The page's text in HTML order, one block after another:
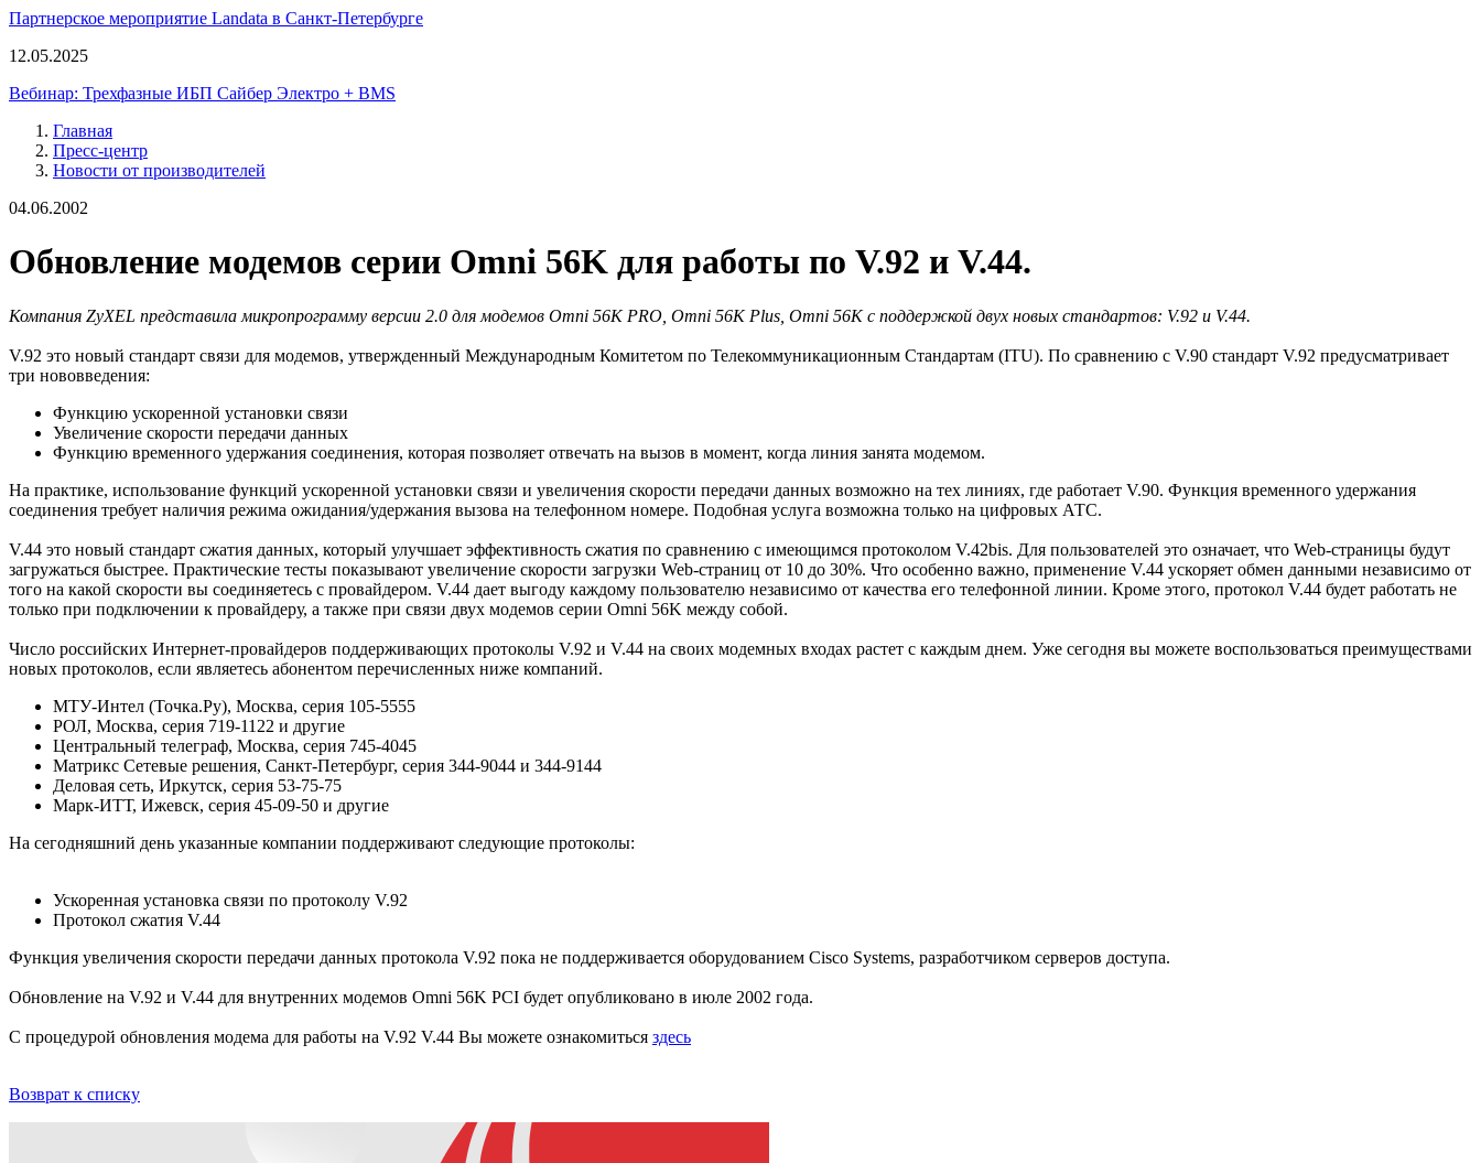
Партнерское мероприятие Landata в Санкт-Петербурге
12.05.2025
Вебинар: Трехфазные ИБП Сайбер Электро + BMS
Главная
Пресс-центр
Новости от производителей
04.06.2002
Обновление модемов серии Omni 56K для работы по V.92 и V.44.
Компания ZyXEL представила микропрограмму версии 2.0 для модемов Omni 56K PRO, Omni 56K Plus, Omni 56K с поддержкой двух новых стандартов: V.92 и V.44.
V.92 это новый стандарт связи для модемов, утвержденный Международным Комитетом по Телекоммуникационным Стандартам (ITU). По сравнению с V.90 стандарт V.92 предусматривает
три нововведения:
Функцию ускоренной установки связи
Увеличение скорости передачи данных
Функцию временного удержания соединения, которая позволяет отвечать на вызов в момент, когда линия занята модемом.
На практике, использование функций ускоренной установки связи и увеличения скорости передачи данных возможно на тех линиях, где работает V.90. Функция временного удержания
соединения требует наличия режима ожидания/удержания вызова на телефонном номере. Подобная услуга возможна только на цифровых АТС.
V.44 это новый стандарт сжатия данных, который улучшает эффективность сжатия по сравнению с имеющимся протоколом V.42bis. Для пользователей это означает, что Web-страницы будут
загружаться быстрее. Практические тесты показывают увеличение скорости загрузки Web-страниц от 10 до 30%. Что особенно важно, применение V.44 ускоряет обмен данными независимо от
того на какой скорости вы соединяетесь с провайдером. V.44 дает выгоду каждому пользователю независимо от качества его телефонной линии. Кроме этого, протокол V.44 будет работать не
только при подключении к провайдеру, а также при связи двух модемов серии Omni 56K между собой.
Число российских Интернет-провайдеров поддерживающих протоколы V.92 и V.44 на своих модемных входах растет с каждым днем. Уже сегодня вы можете воспользоваться преимуществами
новых протоколов, если являетесь абонентом перечисленных ниже компаний.
МТУ-Интел (Точка.Ру), Москва, серия 105-5555
РОЛ, Москва, серия 719-1122 и другие
Центральный телеграф, Москва, серия 745-4045
Матрикс Сетевые решения, Санкт-Петербург, серия 344-9044 и 344-9144
Деловая сеть, Иркутск, серия 53-75-75
Марк-ИТТ, Ижевск, серия 45-09-50 и другие
На сегодняшний день указанные компании поддерживают следующие протоколы:
Ускоренная установка связи по протоколу V.92
Протокол сжатия V.44
Функция увеличения скорости передачи данных протокола V.92 пока не поддерживается оборудованием Cisco Systems, разработчиком серверов доступа.
Обновление на V.92 и V.44 для внутренних модемов Omni 56K PCI будет опубликовано в июле 2002 года.
С процедурой обновления модема для работы на V.92 V.44 Вы можете ознакомиться здесь
Возврат к списку